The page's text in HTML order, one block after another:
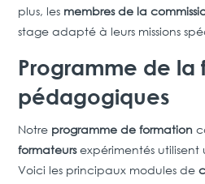
plus, les membres de la
stage adapté à leurs missions
Programme de la
pédagogiques
Notre programme de formation
formateursexpérimentés utilisent
Voici les principaux modules de